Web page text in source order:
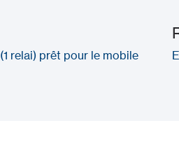
relai) prêt pour le mobile